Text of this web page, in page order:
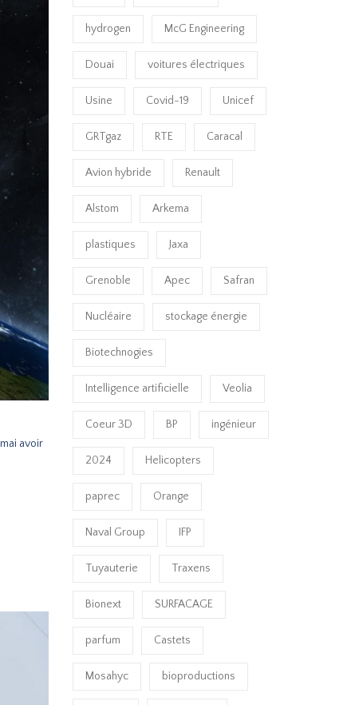
avoir
hydrogen McG Engineering
Douai voitures électriques
Usine Covid-19 Unicef
GRTgaz RTE Caracal
Avion hybride Renault
Alstom Arkema
plastiques Jaxa
Grenoble Apec Safran
Nucléaire stockage énergie
Biotechnogies
Intelligence artificielle Veolia
Coeur 3D BP ingénieur
2024 Helicopters
paprec Orange
Naval Group IFP
Tuyauterie Traxens
Bionext SURFACAGE
parfum Castets
Mosahyc bioproductions